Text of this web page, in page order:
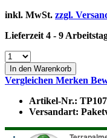
inkl. MwSt. zzgl.
Lieferzeit 4 - 9
In den Warenkorb
Vergleichen Merken
Artikel-Nr.:
Versandart: